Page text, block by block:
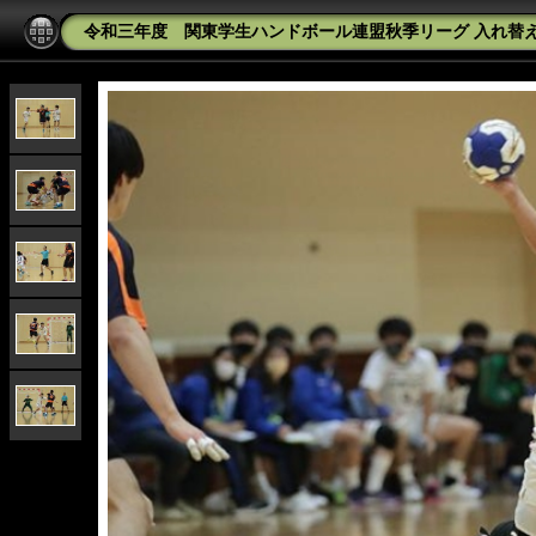
令和三年度 関東学生ハンドボール連盟秋季リーグ 入れ